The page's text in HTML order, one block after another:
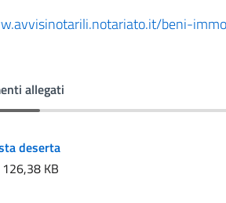
beni-
allegati
deserta
126,38 KB